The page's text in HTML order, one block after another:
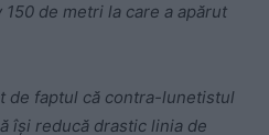
de metri la care a apărut
de faptul că contra-lunetistul
își reducă drastic linia de